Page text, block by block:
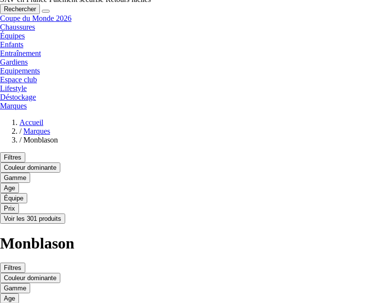
Rechercher
Coupe du Monde 2026
Chaussures
Équipes
Enfants
Entraînement
Gardiens
Equipements
Espace club
Lifestyle
Déstockage
Marques
Accueil
/ Marques
/ Monblason
Filtres
Couleur dominante
Gamme
Age
Équipe
Prix
Voir les 301 produits
Monblason
Filtres
Couleur dominante
Gamme
Age